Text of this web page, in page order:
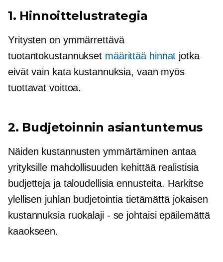
1. Hinnoittelustrategia
Yritysten on ymmärrettävä
tuotantokustannukset määrittää hinnat jotka
eivät vain kata kustannuksia, vaan myös
tuottavat voittoa.
2. Budjetoinnin asiantuntemus
Näiden kustannusten ymmärtäminen antaa
yrityksille mahdollisuuden kehittää realistisia
budjetteja ja taloudellisia ennusteita. Harkitse
ylellisen juhlan budjetointia tietämättä jokaisen
kustannuksia ruokalaji - se johtaisi epäilemättä
kaaokseen.